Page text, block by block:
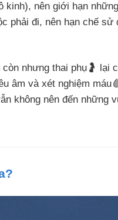
nên giới hạn
phải đi, nên hạn chế
nhưng thai phụ🤰 lại
âm và xét nghiệm
không nên đến những